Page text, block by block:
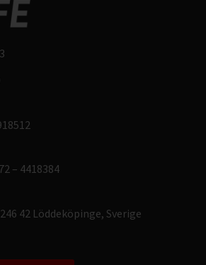
– 4418384
42 Löddeköpinge, Sverige